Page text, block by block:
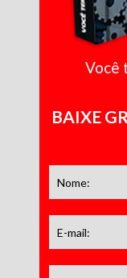
Você
BAIXE